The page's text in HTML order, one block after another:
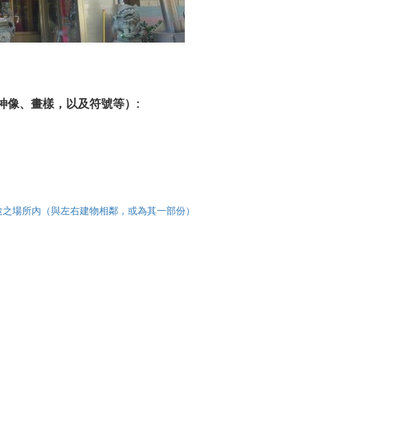
像、畫樣，以及符號等）:
場所內（與左右建物相鄰，或為其一部份）